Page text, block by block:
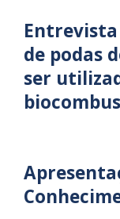
Entrevista
de podas
ser